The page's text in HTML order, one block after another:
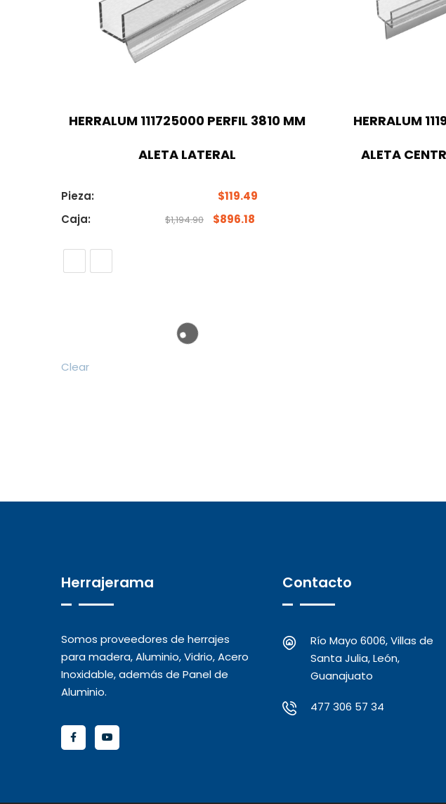
HERRALUM 111725000 PERFIL 3810 MM
ALETA LATERAL
Pieza: $119.49
Caja:
$1,194.90 $896.18
Clear
HERRALUM
ALETA
Herrajerama
Somos proveedores de herrajes
para madera, Aluminio, Vidrio, Acero
Inoxidable, además de Panel de
Aluminio.
Contacto
Río Mayo 6006, Villas de
Santa Julia, León,
Guanajuato
477 306 57 34